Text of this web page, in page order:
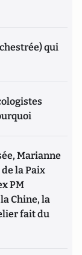
qui
Marianne
la Paix
PM
Chine, la
fait du